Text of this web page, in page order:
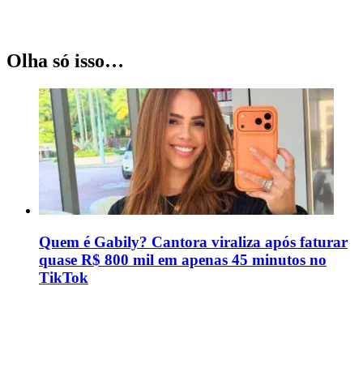
Olha só isso…
Quem é Gabily? Cantora viraliza após faturar
quase R$ 800 mil em apenas 45 minutos no
TikTok